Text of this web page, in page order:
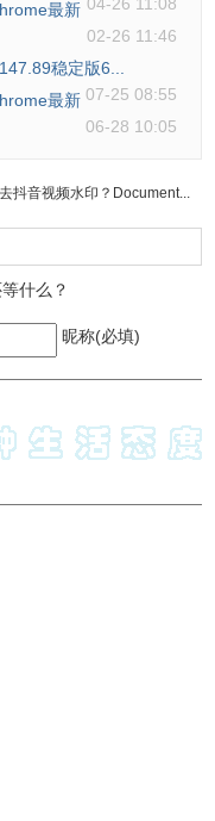
最新
02-26 11:46
稳定版6...
07-25 08:55
最新
06-28 10:05
抖音视频水印？Document...
什么？
昵称(必填)